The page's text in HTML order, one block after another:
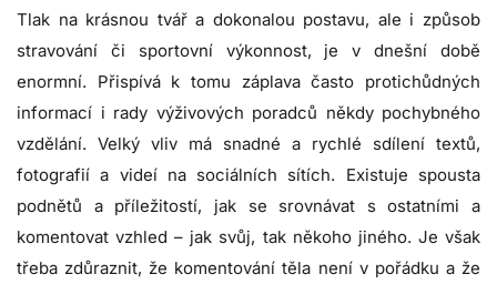
Tlak na krásnou tvář a dokonalou postavu, ale i způsob
stravování či sportovní výkonnost, je v dnešní době
enormní. Přispívá k tomu záplava často protichůdných
informací i rady výživových poradců někdy pochybného
vzdělání. Velký vliv má snadné a rychlé sdílení textů,
fotografií a videí na sociálních sítích. Existuje spousta
podnětů a příležitostí, jak se srovnávat s ostatními a
komentovat vzhled – jak svůj, tak někoho jiného. Je však
třeba zdůraznit, že komentování těla není v pořádku a že